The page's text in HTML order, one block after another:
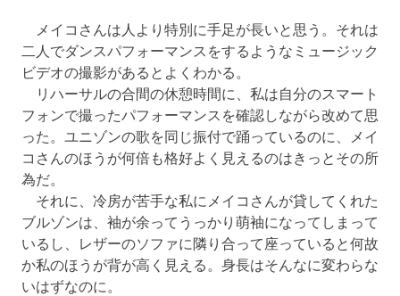
メイコさんは人より特別に手足が長いと思う。それは
二人でダンスパフォーマンスをするようなミュージック
ビデオの撮影があるとよくわかる。
リハーサルの合間の休憩時間に、私は自分のスマート
フォンで撮ったパフォーマンスを確認しながら改めて思
った。ユニゾンの歌を同じ振付で踊っているのに、メイ
コさんのほうが何倍も格好よく見えるのはきっとその所
為だ。
それに、冷房が苦手な私にメイコさんが貸してくれた
ブルゾンは、袖が余ってうっかり萌袖になってしまって
いるし、レザーのソファに隣り合って座っていると何故
か私のほうが背が高く見える。身長はそんなに変わらな
いはずなのに。